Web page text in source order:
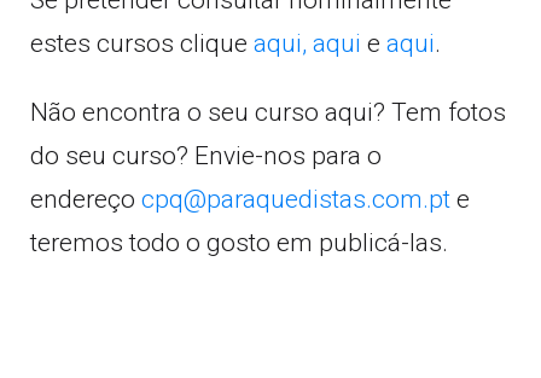
estes cursos clique aqui, aqui e aqui.
Não encontra o seu curso aqui? Tem fotos
do seu curso? Envie-nos para o
endereço cpq@paraquedistas.com.pt e
teremos todo o gosto em publicá-las.